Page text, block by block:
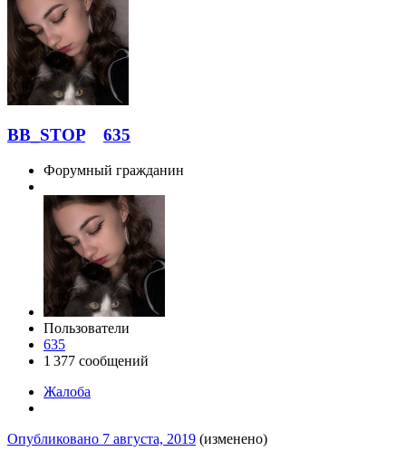
BB_STOP 635
Форумный гражданин
Пользователи
635
1 377 сообщений
Жалоба
Опубликовано 7 августа, 2019 (изменено)